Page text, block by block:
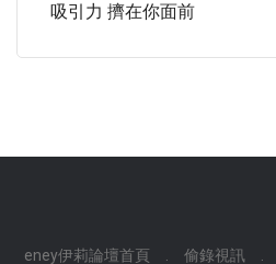
吸引力 擠在你面前
eney伊莉論壇首頁 偷錄視訊